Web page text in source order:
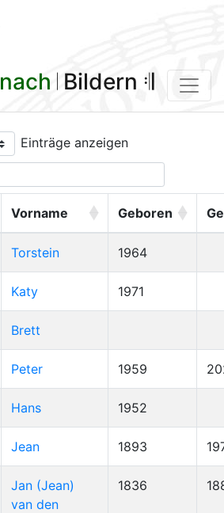
nach 𝄀 Bildern 𝄇
Einträge anzeigen
Vorname Geboren
Torstein 1964
Katy 1971
Brett
Peter 1959
Hans 1952
Jean 1893
Jan (Jean)
van den
1836